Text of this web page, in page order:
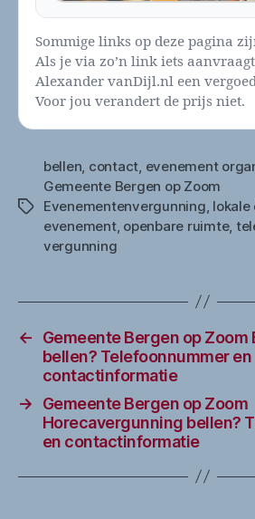
Sommige links op deze pagina
Als je via zo’n link iets
Alexander vanDijl.nl een
Voor jou verandert de prijs niet.
Tags
bellen contact evenement
Gemeente Bergen op Zoom
Evenementenvergunning lokale
evenement, openbare ruimte,
vergunning
←
Gemeente Bergen op
bellen? Telefoonnummer en
contactinformatie
→
Gemeente Bergen op Zoom
Horecavergunning bellen?
en contactinformatie